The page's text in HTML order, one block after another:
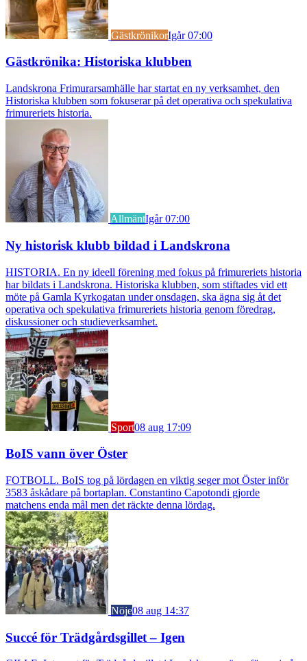
GästkrönikorIgår 07:00
Gästkrönika: Historiska klubben
Landskrona Frimurarsamhälle har startat en ny verksamhet, den
Historiska klubben som fokuserar på det operativa och spekulativa
frimureriets historia.
AllmäntIgår 07:00
Ny historisk klubb bildad i Landskrona
HISTORIA. En ny ideell förening med fokus på frimureriets historia
har bildats i Landskrona. Historiska klubben, som stiftades vid ett
möte på Gamla Kyrkogatan under onsdagen, ska ägna sig åt det
operativa och spekulativa frimureriets historia genom föredrag,
diskussioner och studieverksamhet.
Sport08 aug 17:09
BoIS vann över Öster
FOTBOLL. BoIS tog på lördagen en viktig seger mot Öster inför
3583 åskådare på bortaplan. Constantino Capotondi gjorde
matchens enda mål men det räckte denna lördag.
Nöje08 aug 14:37
Succé för Trädgårdsgillet – Igen